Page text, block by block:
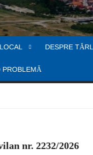
DESPRE
PROBLEMĂ
nr. 2232/2026